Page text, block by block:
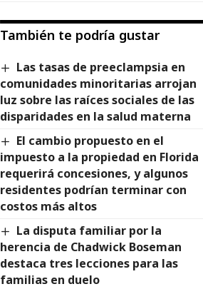
También te podría gustar
Las tasas de preeclampsia en
comunidades minoritarias arrojan
luz sobre las raíces sociales de las
disparidades en la salud materna
El cambio propuesto en el
impuesto a la propiedad en Florida
requerirá concesiones, y algunos
residentes podrían terminar con
costos más altos
La disputa familiar por la
herencia de Chadwick Boseman
destaca tres lecciones para las
familias en duelo